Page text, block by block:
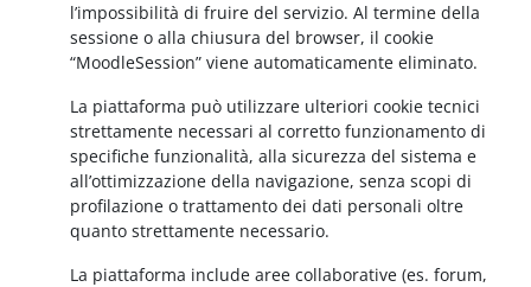
l’impossibilità di fruire del servizio. Al termine della
sessione o alla chiusura del browser, il cookie
“MoodleSession” viene automaticamente eliminato.
La piattaforma può utilizzare ulteriori cookie tecnici
strettamente necessari al corretto funzionamento di
specifiche funzionalità, alla sicurezza del sistema e
all’ottimizzazione della navigazione, senza scopi di
profilazione o trattamento dei dati personali oltre
quanto strettamente necessario.
La piattaforma include aree collaborative (es. forum,